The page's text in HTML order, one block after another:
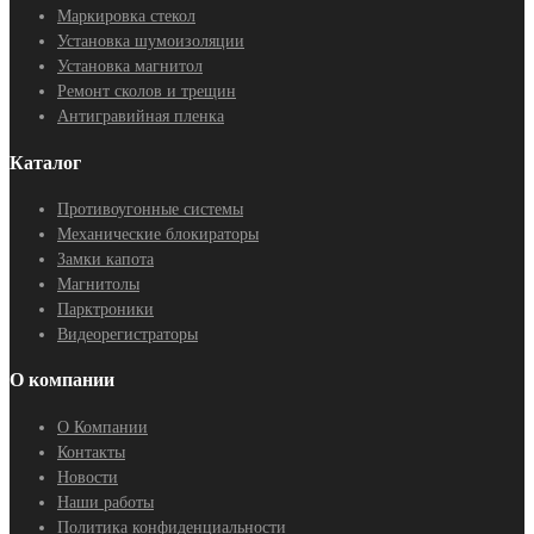
Маркировка стекол
Установка шумоизоляции
Установка магнитол
Ремонт сколов и трещин
Антигравийная пленка
Каталог
Противоугонные системы
Механические блокираторы
Замки капота
Магнитолы
Парктроники
Видеорегистраторы
О компании
О Компании
Контакты
Новости
Наши работы
Политика конфиденциальности